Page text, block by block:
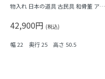
物入れ 日本の道具 古民具 和骨董 アン
42,900円 (税込)
幅 22 奥行 25 高さ 50.5